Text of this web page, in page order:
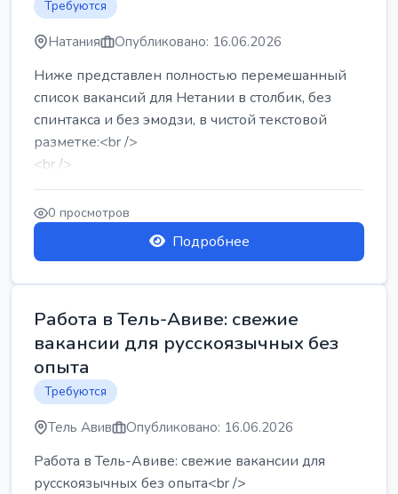
Требуются
Натания Опубликовано: 16.06.2026
Ниже представлен полностью перемешанный
список вакансий для Нетании в столбик, без
спинтакса и без эмодзи, в чистой текстовой
разметке:<br />
<br />
Работа в Нетании на мебельном производстве:
требу...
0 просмотров
Подробнее
Работа в Тель-Авиве: свежие
вакансии для русскоязычных без
опыта
Требуются
Тель Авив Опубликовано: 16.06.2026
Работа в Тель-Авиве: свежие вакансии для
русскоязычных без опыта<br />